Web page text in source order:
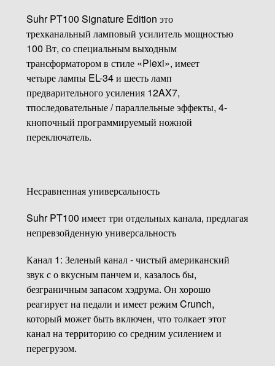
Suhr PT100 Signature Edition это
трехканальный ламповый усилитель мощностью
100 Вт, со специальным выходным
трансформатором в стиле «Plexi», имеет
четыре лампы EL-34 и шесть ламп
предварительного усиления 12AX7,
тпоследовательные / параллельные эффекты, 4-
кнопочный программируемый ножной
переключатель.
Несравненная универсальность
Suhr PT100 имеет три отдельных канала, предлагая
непревзойденную универсальность
Канал 1: Зеленый канал - чистый американский
звук с о вкусным панчем и, казалось бы,
безграничным запасом хэдрума. Он хорошо
реагирует на педали и имеет режим Crunch,
который может быть включен, что толкает этот
канал на территорию со средним усилением и
перегрузом.